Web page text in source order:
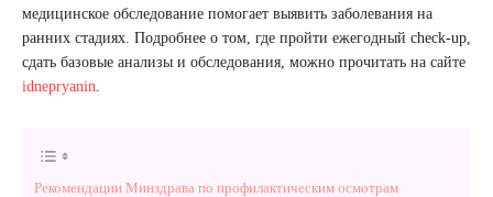
медицинское обследование помогает выявить заболевания на
ранних стадиях. Подробнее о том, где пройти ежегодный check-up,
сдать базовые анализы и обследования, можно прочитать на сайте
idnepryanin.
Рекомендации Минздрава по профилактическим осмотрам